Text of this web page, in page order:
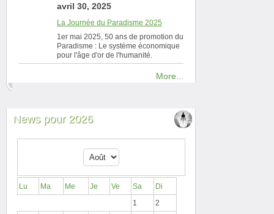
avril 30, 2025
La Journée du Paradisme 2025
1er mai 2025, 50 ans de promotion du
Paradisme : Le système économique
pour l'âge d'or de l'humanité.
More...
News pour 2026
Lu Ma Me Je Ve Sa
Di
1
2